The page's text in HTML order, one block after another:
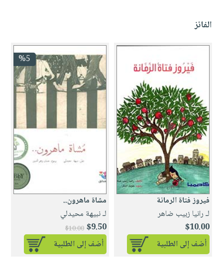
الفائز
فيروز فتاة الرمانة
لـ رانيا زبيب ضاهر
$10.00
أضف إلى الطلبية
%5
مشاة ماهرون..
لـ نبيهة محيدلي
$9.50
$10.00
أضف إلى الطلبية